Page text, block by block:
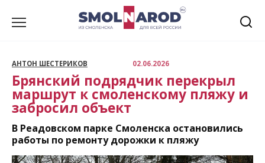
АНТОН ШЕСТЕРИКОВ 02.06.2026
Брянский подрядчик перекрыл
маршрут к смоленскому пляжу и
забросил объект
В Реадовском парке Смоленска остановились
работы по ремонту дорожки к пляжу